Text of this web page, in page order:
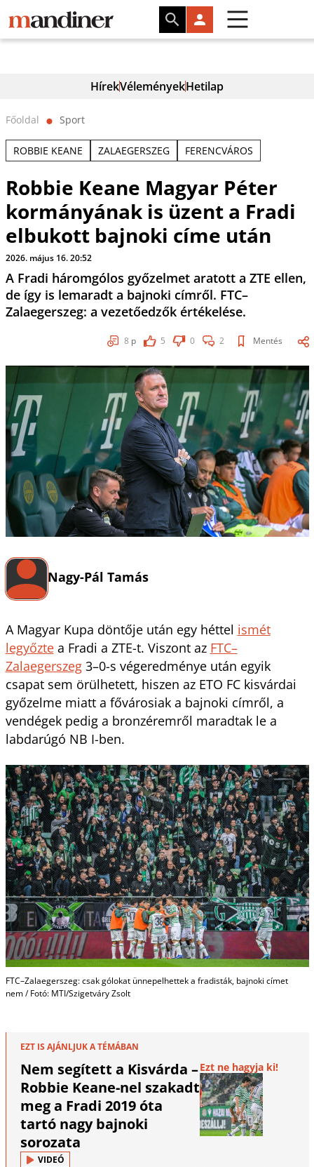
HírekVéleményekHetilap
Főoldal ⬤ Sport
ROBBIE KEANE ZALAEGERSZEG FERENCVÁROS
Robbie Keane Magyar Péter
kormányának is üzent a Fradi
elbukott bajnoki címe után
2026. május 16. 20:52
A Fradi háromgólos győzelmet aratott a ZTE ellen,
de így is lemaradt a bajnoki címről. FTC–
Zalaegerszeg: a vezetőedzők értékelése.
8 p 5 0 2 Mentés
Nagy-Pál Tamás
A Magyar Kupa döntője után egy héttel ismét
legyőztea Fradi a ZTE-t. Viszont az FTC–
Zalaegerszeg3–0-s végeredménye után egyik
csapat sem örülhetett, hiszen az ETO FC kisvárdai
győzelme miatt a fővárosiak a bajnoki címről, a
vendégek pedig a bronzéremről maradtak le a
labdarúgó NB I-ben.
FTC–Zalaegerszeg: csak gólokat ünnepelhettek a fradisták, bajnoki címet
nem / Fotó: MTI/Szigetváry Zsolt
EZT IS AJÁNLJUK A TÉMÁBAN
Nem segített a Kisvárda –
Robbie Keane-nel szakadt
meg a Fradi 2019 óta
tartó nagy bajnoki
sorozata
Ezt ne hagyja ki!
VIDEÓ